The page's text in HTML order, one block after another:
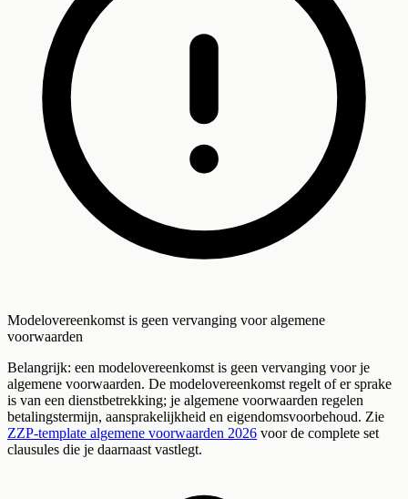
Modelovereenkomst is geen vervanging voor algemene
voorwaarden
Belangrijk: een modelovereenkomst is geen vervanging voor je
algemene voorwaarden. De modelovereenkomst regelt of er sprake
is van een dienstbetrekking; je algemene voorwaarden regelen
betalingstermijn, aansprakelijkheid en eigendomsvoorbehoud. Zie
ZZP-template algemene voorwaarden 2026 voor de complete set
clausules die je daarnaast vastlegt.